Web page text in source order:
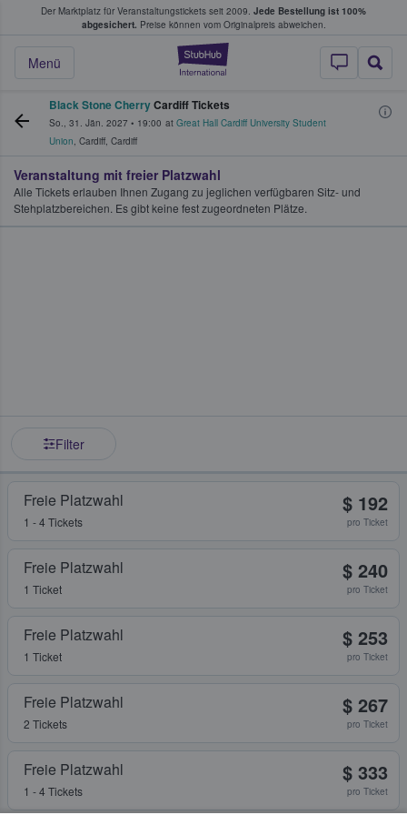
Der Marktplatz für Veranstaltungstickets seit 2009. Jede Bestellung ist 100%
abgesichert. Preise können vom Originalpreis abweichen.
StubHub - Wo
Menü
Tickets kaufen & verkaufen
Black Stone CherryCardiff Tickets
So., 31. Jän. 2027 • 19:00 at Great Hall Cardiff University Student
Union, Cardiff, Cardiff
Veranstaltung mit freier Platzwahl
Alle Tickets erlauben Ihnen Zugang zu jeglichen verfügbaren Sitz- und
Stehplatzbereichen. Es gibt keine fest zugeordneten Plätze.
Filter
Freie Platzwahl
1 - 4 Tickets
$ 192
pro Ticket
Freie Platzwahl
1 Ticket
$ 240
pro Ticket
Freie Platzwahl
1 Ticket
$ 253
pro Ticket
Freie Platzwahl
2 Tickets
$ 267
pro Ticket
Freie Platzwahl
1 - 4 Tickets
$ 333
pro Ticket